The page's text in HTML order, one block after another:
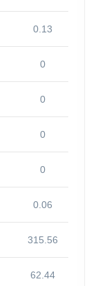
0.13
0
0
0
0
0.06
315.56
62.44